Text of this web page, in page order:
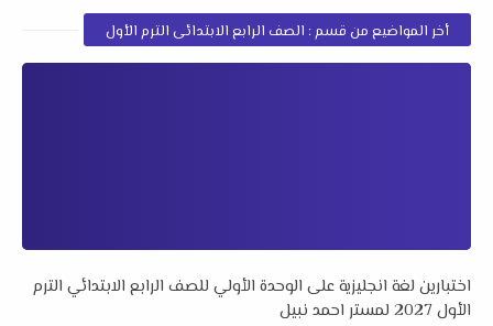
أخر المواضيع من قسم : الصف الرابع الابتدائى الترم الأول
اختبارين لغة انجليزية على الوحدة الأولي للصف الرابع الابتدائي الترم
الأول 2027 لمستر احمد نبيل